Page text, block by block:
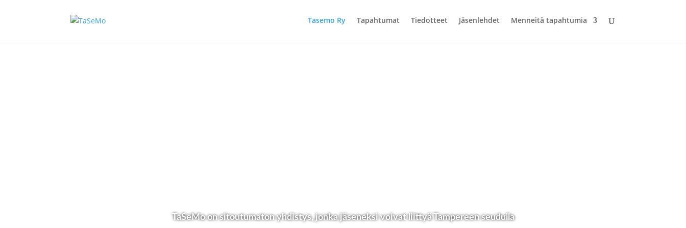
Tasemo Ry Tapahtumat Tiedotteet Jäsenlehdet Menneitä tapahtumia
TaSeMo on sitoutumaton yhdistys, jonka jäseneksi voivat liittyä Tampereen seudulla